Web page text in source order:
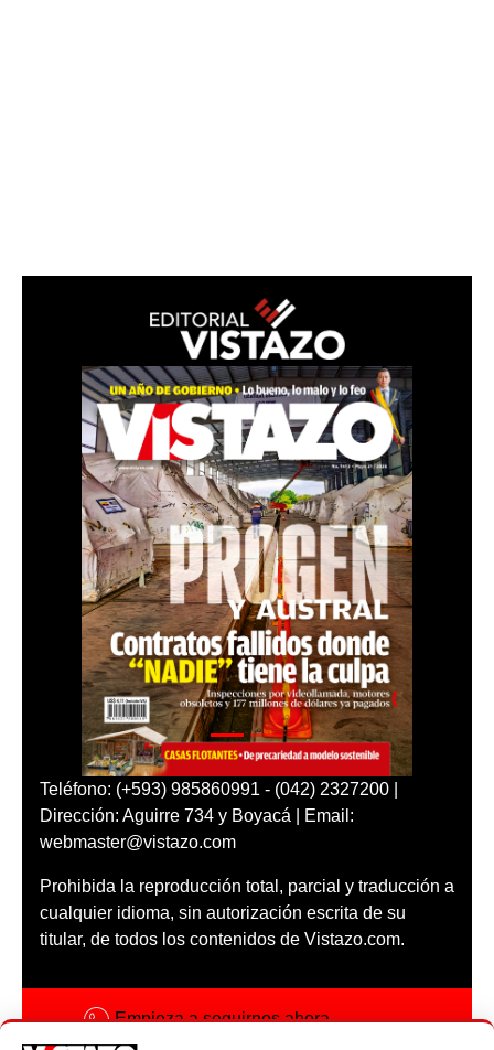
Teléfono: (+593) 985860991 - (042) 2327200 |
Dirección: Aguirre 734 y Boyacá | Email:
webmaster@vistazo.com
Prohibida la reproducción total, parcial y traducción a
cualquier idioma, sin autorización escrita de su
titular, de todos los contenidos de Vistazo.com.
Empieza a seguirnos ahora